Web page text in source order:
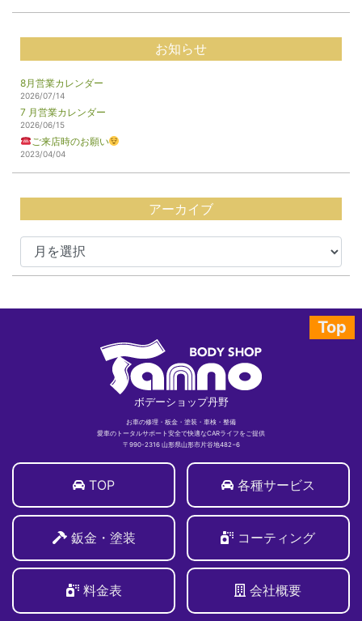
お知らせ
8月営業カレンダー
2026/07/14
7 月営業カレンダー
2026/06/15
ご来店時のお願い
2023/04/04
アーカイブ
Top
ボデーショップ丹野
お車の修理・板金・塗装・車検・整備
愛車のトータルサポート安全で快適なCARライフをご提供
〒990-2316 山形県山形市片谷地482−6
TOP 各種サービス
鈑金・塗装 コーティング
料金表 会社概要